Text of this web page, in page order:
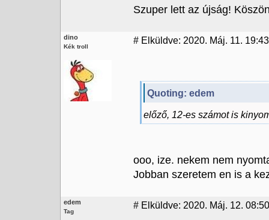
Szuper lett az újság!
dino
Kék troll
# Elküldve: 2020. Máj. 11. 19:43
Quoting: edem
előző, 12-es számot is
ooo, ize. nekem nem
Jobban szeretem en is a
edem
Tag
# Elküldve: 2020. Máj. 12. 08:50